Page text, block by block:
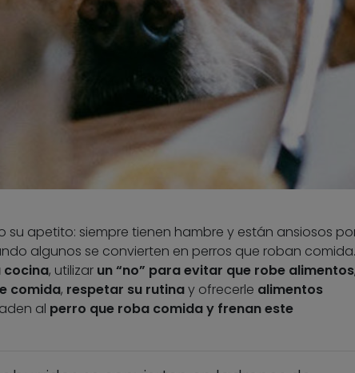
apetito: siempre tienen hambre y están ansiosos
algunos se convierten en perros que roban comida.
cocina, utilizar un “no” para evitar que robe alimentos,
comida, respetar su rutinay ofrecerle alimentos
al perro que roba comiday frenan este